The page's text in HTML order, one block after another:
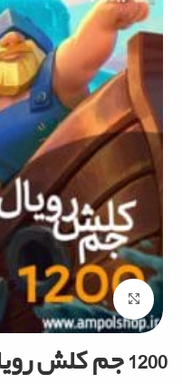
Click to enlarge
1200 جم کلش رویال